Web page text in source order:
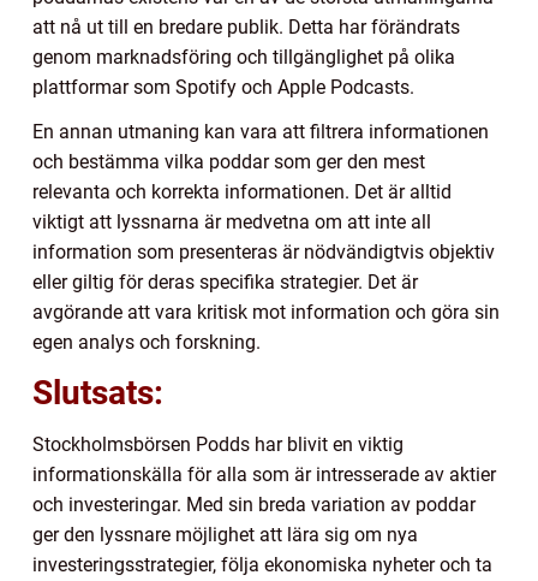
att nå ut till en bredare publik. Detta har förändrats
genom marknadsföring och tillgänglighet på olika
plattformar som Spotify och Apple Podcasts.
En annan utmaning kan vara att filtrera informationen
och bestämma vilka poddar som ger den mest
relevanta och korrekta informationen. Det är alltid
viktigt att lyssnarna är medvetna om att inte all
information som presenteras är nödvändigtvis objektiv
eller giltig för deras specifika strategier. Det är
avgörande att vara kritisk mot information och göra sin
egen analys och forskning.
Slutsats:
Stockholmsbörsen Podds har blivit en viktig
informationskälla för alla som är intresserade av aktier
och investeringar. Med sin breda variation av poddar
ger den lyssnare möjlighet att lära sig om nya
investeringsstrategier, följa ekonomiska nyheter och ta